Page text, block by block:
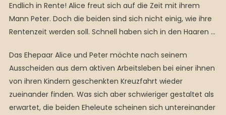
Endlich in Rente! Alice freut sich auf die Zeit mit ihrem
Mann Peter. Doch die beiden sind sich nicht einig, wie ihre
Rentenzeit werden soll. Schnell haben sich in den Haaren …
Das Ehepaar Alice und Peter möchte nach seinem
Ausscheiden aus dem aktiven Arbeitsleben bei einer ihnen
von ihren Kindern geschenkten Kreuzfahrt wieder
zueinander finden. Was sich aber schwieriger gestaltet als
erwartet, die beiden Eheleute scheinen sich untereinander